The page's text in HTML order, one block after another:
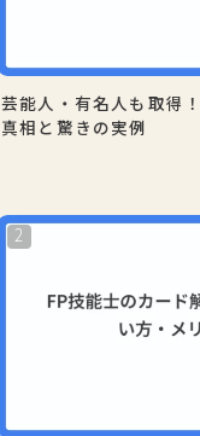
芸能人・有名人も取得
真相と驚きの実例